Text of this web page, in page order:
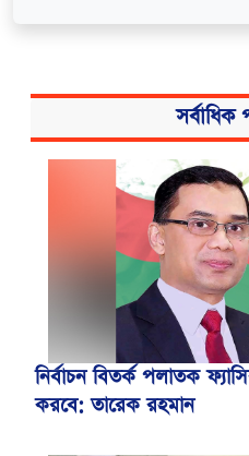
সর্বাধিক
নির্বাচন বিতর্ক পলাতক
করবে: তারেক রহমান